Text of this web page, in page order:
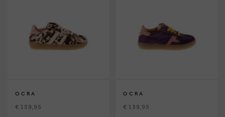
OCRA
€ 159,95
OCRA
€ 139,95